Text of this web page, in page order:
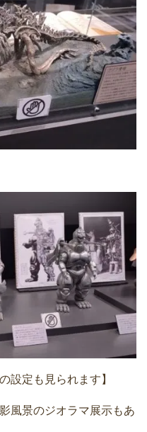
設定も見られます】
風景のジオラマ展示もあ